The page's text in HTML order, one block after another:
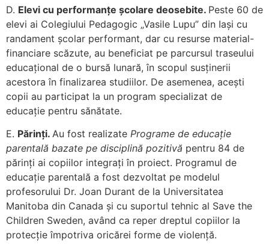
D. Elevi cu performanțe școlare deosebite. Peste 60 de
elevi ai Colegiului Pedagogic „Vasile Lupu” din Iași cu
randament școlar performant, dar cu resurse material-
financiare scăzute, au beneficiat pe parcursul traseului
educațional de o bursă lunară, în scopul susținerii
acestora în finalizarea studiilor. De asemenea, acești
copii au participat la un program specializat de
educație pentru sănătate.
E. Părinți. Au fost realizate Programe de educație
parentală bazate pe disciplină pozitivă pentru 84 de
părinți ai copiilor integrați în proiect. Programul de
educație parentală a fost dezvoltat pe modelul
profesorului Dr. Joan Durant de la Universitatea
Manitoba din Canada și cu suportul tehnic al Save the
Children Sweden, având ca reper dreptul copiilor la
protecție împotriva oricărei forme de violență.